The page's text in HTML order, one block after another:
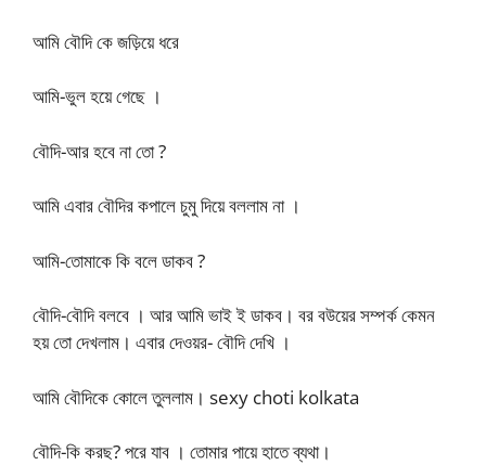
আমি বৌদি কে জড়িয়ে ধরে
আমি-ভুল হয়ে গেছে ।
বৌদি-আর হবে না তো ?
আমি এবার বৌদির কপালে চুমু দিয়ে বললাম না ।
আমি-তোমাকে কি বলে ডাকব ?
বৌদি-বৌদি বলবে । আর আমি ভাই ই ডাকব। বর বউয়ের সম্পর্ক কেমন
হয় তো দেখলাম। এবার দেওয়র- বৌদি দেখি ।
আমি বৌদিকে কোলে তুললাম। sexy choti kolkata
বৌদি-কি করছ? পরে যাব । তোমার পায়ে হাতে ব্যথা।